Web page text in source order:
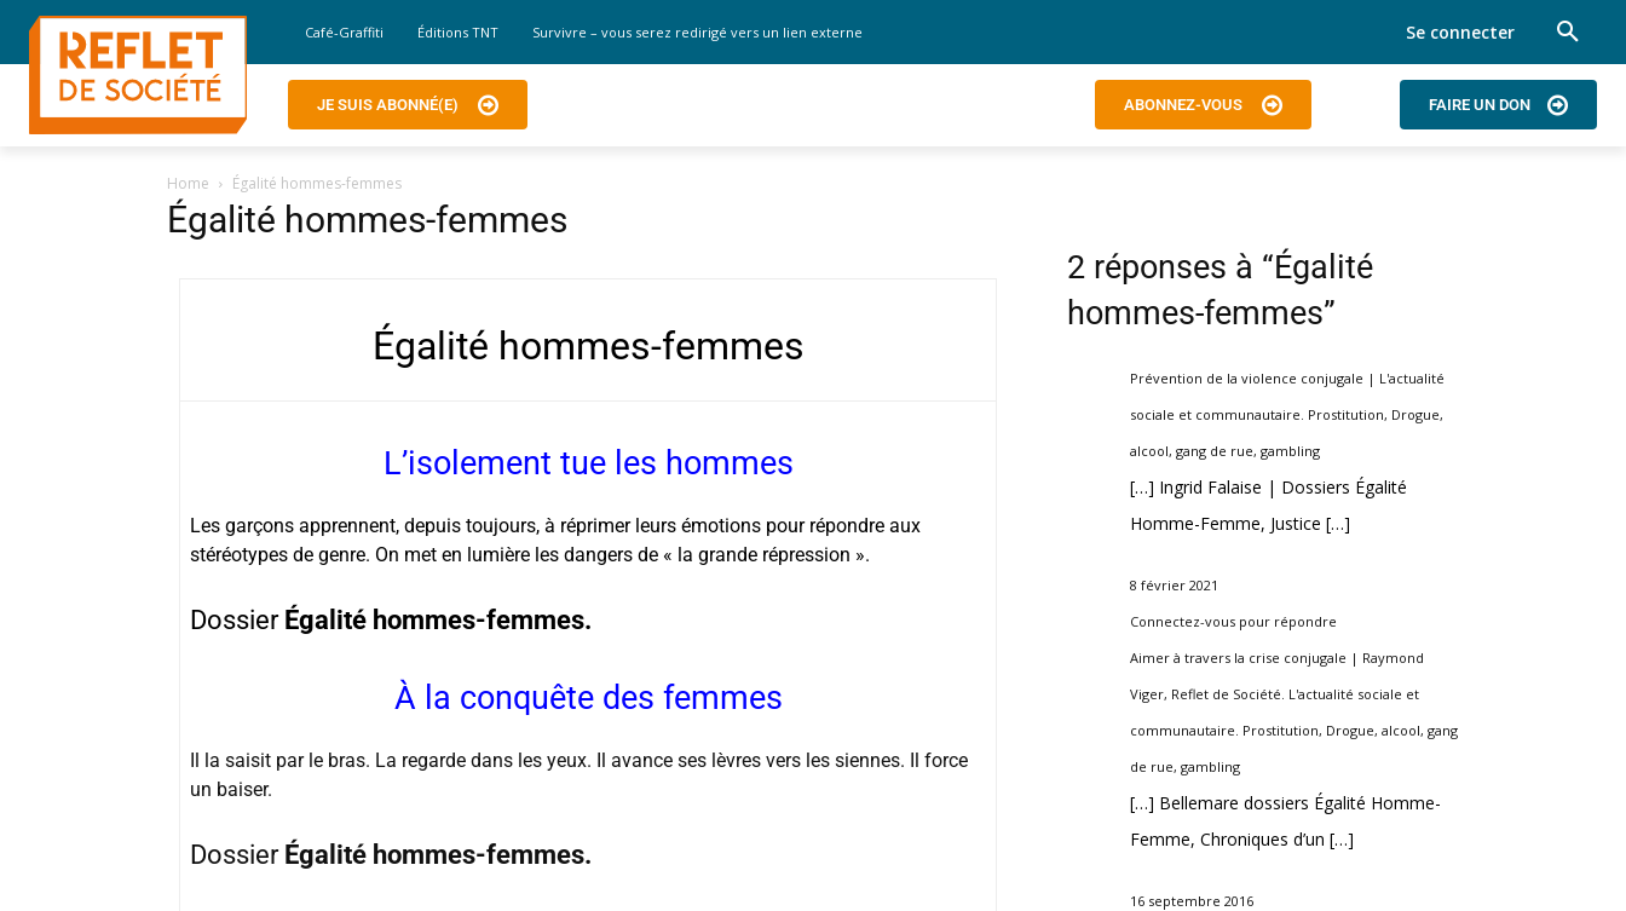
Café-Graffiti Éditions TNT Survivre – vous serez redirigé vers un lien externe Se connecter
JE SUIS ABONNÉ(E) ABONNEZ-VOUS FAIRE UN DON
Home Égalité hommes-femmes
Égalité hommes-femmes
Égalité hommes-femmes
L’isolement tue les hommes
Les garçons apprennent, depuis toujours, à réprimer leurs émotions pour répondre aux
stéréotypes de genre. On met en lumière les dangers de « la grande répression ».
Dossier Égalité hommes-femmes.
À la conquête des femmes
Il la saisit par le bras. La regarde dans les yeux. Il avance ses lèvres vers les siennes. Il force
un baiser.
DossierÉgalité hommes-femmes.
2 réponses à “Égalité
hommes-femmes”
Prévention de la violence conjugale | L'actualité
sociale et communautaire. Prostitution, Drogue,
alcool, gang de rue, gambling
[…] Ingrid Falaise | Dossiers Égalité
Homme-Femme, Justice […]
8 février 2021
Connectez-vous pour répondre
Aimer à travers la crise conjugale | Raymond
Viger, Reflet de Société. L'actualité sociale et
communautaire. Prostitution, Drogue, alcool, gang
de rue, gambling
[…] Bellemare dossiers Égalité Homme-
Femme, Chroniques d’un […]
16 septembre 2016